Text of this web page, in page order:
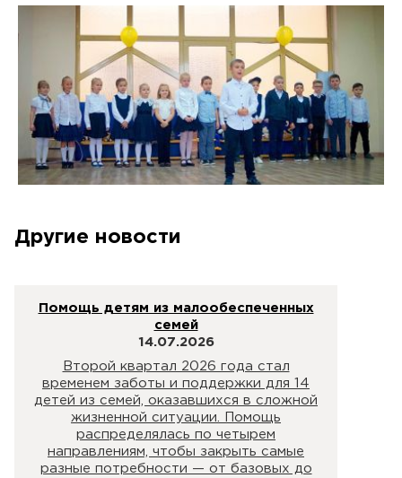
Другие новости
Помощь детям из малообеспеченных
семей
14.07.2026
Второй квартал 2026 года стал
временем заботы и поддержки для 14
детей из семей, оказавшихся в сложной
жизненной ситуации. Помощь
распределялась по четырем
направлениям, чтобы закрыть самые
разные потребности — от базовых до